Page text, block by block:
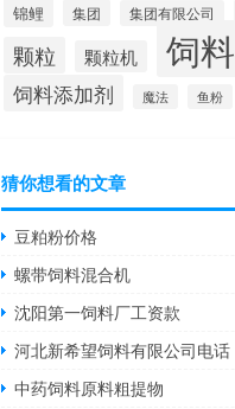
锦鲤 集团 集团有限公司
颗粒 颗粒机 饲料
饲料添加剂 魔法 鱼粉
猜你想看的文章
豆粕粉价格
螺带饲料混合机
沈阳第一饲料厂工资款
河北新希望饲料有限公司电话
中药饲料原料粗提物